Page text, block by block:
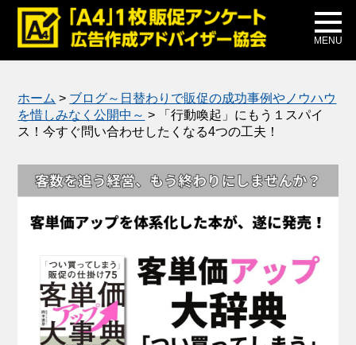
MENU
メディア掲載
公式ブログ
ホーム > ブログ～日替わりで販促の成功事例やノウハウ
を惜しみなく公開中～ >
「行動喚起」にもう１スパイ
ス！今すぐ問い合わせしたくなる4つの工夫！